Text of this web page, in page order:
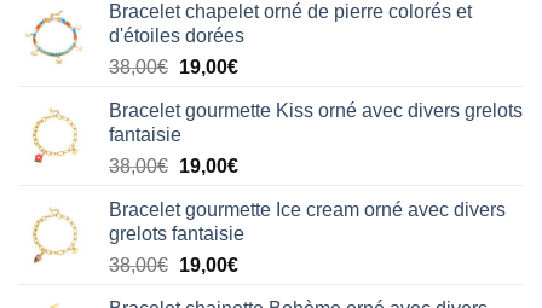
Bracelet chapelet orné de pierre colorés et
d'étoiles dorées
38,00€ Le
initial
était :
38,00€.
19,00€Le
actuel
19,00€.
Bracelet gourmette Kiss orné avec divers grelots
fantaisie
38,00€ Le
initial
était :
38,00€.
19,00€Le
actuel
est :
19,00€.
Bracelet gourmette Ice cream orné avec divers
grelots fantaisie
38,00€ Le
19,00€Le